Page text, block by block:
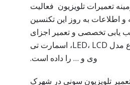
تعمیرات تلویزیون فعالیت
و اطلاعات به روز این تکنسین
یابی تخصصی و تعمیر اجزای
آسیب دیده انواع مدل LED، LCD، اسمارت تی
وی و … را داده است.